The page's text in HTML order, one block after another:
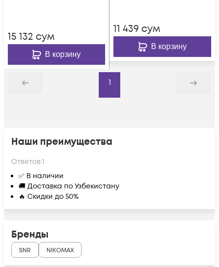
15 132 сум
В корзину
11 439 сум
В корзину
Назад
1
Дальше
Наши преимущества
Ответов:1
✅ В наличии
🚚 Доставка по Узбекистану
🔥 Скидки до 50%
Бренды
SNR NIKOMAX